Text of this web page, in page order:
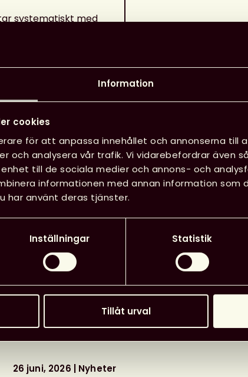
Information
cookies
för att anpassa innehållet och annonserna till
och analysera vår trafik. Vi vidarebefordrar även
till de sociala medier och annons- och
informationen med annan information som
har använt deras tjänster.
Inställningar Statistik
Tillåt urval
systematiskt med
samhället och
av pandemin
och
riskbedömningar.
de
och vaccination är
26 juni, 2026 Nyheter